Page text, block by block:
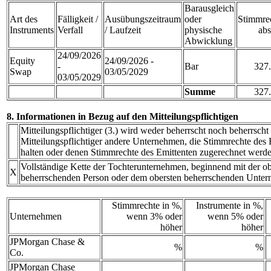
Art des
Instruments
Fälligkeit /
Verfall
Ausübungszeitraum
/ Laufzeit
Barausgleich
oder
physische
Abwicklung
Equity
Swap
24/09/2026
-
03/05/2029
24/09/2026 -
03/05/2029
Bar
Summe
8. Informationen in Bezug auf den Mitteilungspflichtigen
Mitteilungspflichtiger (3.) wird weder beherrscht noch beherrscht
Mitteilungspflichtiger andere Unternehmen, die Stimmrechte des
halten oder denen Stimmrechte des Emittenten zugerechnet
X
Vollständige Kette der Tochterunternehmen, beginnend mit der
beherrschenden Person oder dem obersten beherrschenden
Unternehmen
Stimmrechte in %,
wenn 3% oder
höher
Instrumente in %,
wenn 5% oder
höher
JPMorgan Chase &
Co.
%
%
JPMorgan Chase